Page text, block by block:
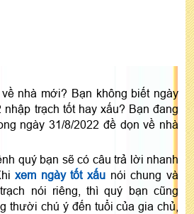
nhà mới? Bạn không biết ngày
trạch tốt hay xấu? Bạn đang
ngày 31/8/2022 đề dọn về nhà
quý bạn sẽ có câu trả lời nhanh
xem ngày tốt xấu nói chung và
nói riêng, thì quý bạn cũng
thười chú ý đến tuổi của gia chủ,